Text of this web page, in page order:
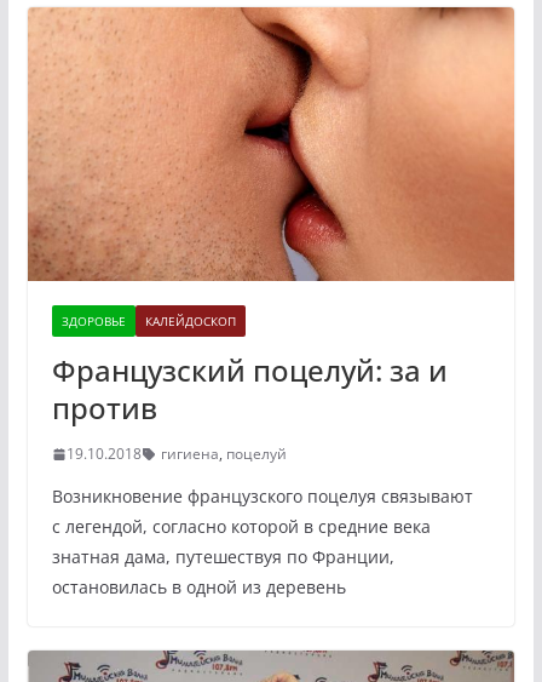
ЗДОРОВЬЕ КАЛЕЙДОСКОП
Французский поцелуй: за и
против
19.10.2018 гигиена, поцелуй
Возникновение французского поцелуя связывают
с легендой, согласно которой в средние века
знатная дама, путешествуя по Франции,
остановилась в одной из деревень